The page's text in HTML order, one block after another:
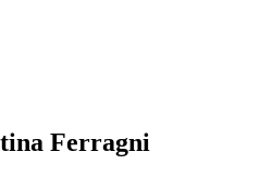
Ferragni